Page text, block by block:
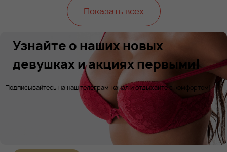
Показать всех
Узнайте о наших новых
девушках и акциях первыми!
Подписывайтесь на наш телеграм-канал и отдыхайте с комфортом!